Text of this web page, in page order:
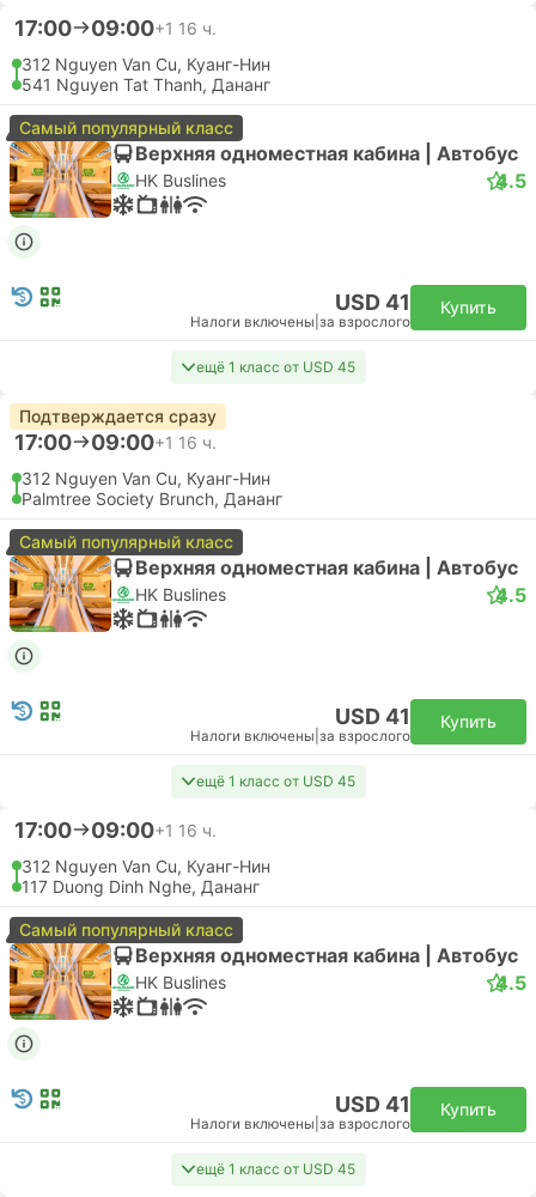
17:00 09:00+1 16 ч.
312 Nguyen Van Cu, Куанг-Нин
541 Nguyen Tat Thanh, Дананг
Самый популярный класс
Верхняя одноместная кабина | Автобус
HK Buslines 4.5
USD 41
Налоги включены за взрослого
Купить
ещё 1 класс от USD 45
Подтверждается сразу
17:00 09:00+1 16 ч.
312 Nguyen Van Cu, Куанг-Нин
Palmtree Society Brunch, Дананг
Самый популярный класс
Верхняя одноместная кабина | Автобус
HK Buslines 4.5
USD 41
Налоги включены за взрослого
Купить
ещё 1 класс от USD 45
17:00 09:00+1 16 ч.
312 Nguyen Van Cu, Куанг-Нин
117 Duong Dinh Nghe, Дананг
Самый популярный класс
Верхняя одноместная кабина | Автобус
HK Buslines 4.5
USD 41
Налоги включены за взрослого
Купить
ещё 1 класс от USD 45